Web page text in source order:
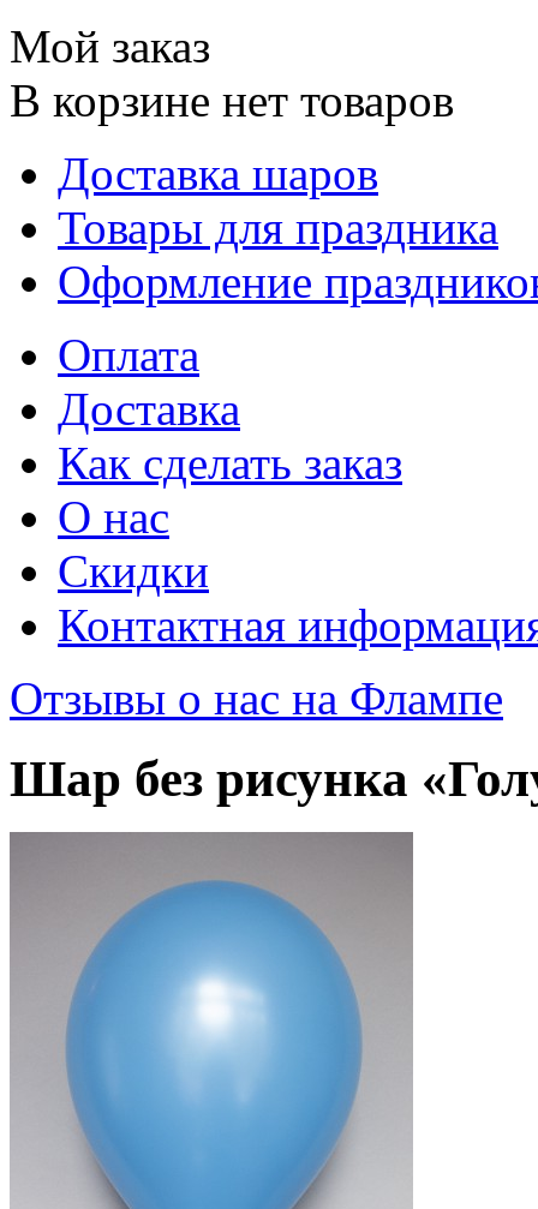
Мой заказ
В корзине нет товаров
Доставка шаров
Товары для праздника
Оформление
Оплата
Доставка
Как сделать заказ
О нас
Скидки
Контактная
Отзывы о нас на Флампе
Шар без рисунка